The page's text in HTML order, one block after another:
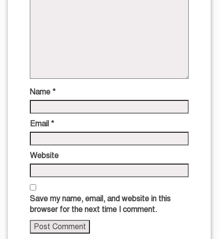
Name *
Email *
Website
Save my name, email, and website in this
browser for the next time I comment.